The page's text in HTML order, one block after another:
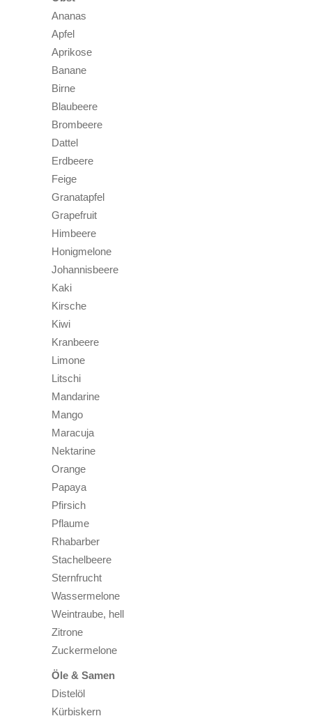
Ananas
Apfel
Aprikose
Banane
Birne
Blaubeere
Brombeere
Dattel
Erdbeere
Feige
Granatapfel
Grapefruit
Himbeere
Honigmelone
Johannisbeere
Kaki
Kirsche
Kiwi
Kranbeere
Limone
Litschi
Mandarine
Mango
Maracuja
Nektarine
Orange
Papaya
Pfirsich
Pflaume
Rhabarber
Stachelbeere
Sternfrucht
Wassermelone
Weintraube, hell
Zitrone
Zuckermelone
Öle & Samen
Distelöl
Kürbiskern